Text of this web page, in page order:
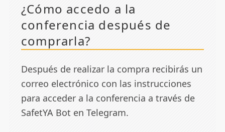
¿Cómo accedo a la
conferencia después de
comprarla?
Después de realizar la compra recibirás un
correo electrónico con las instrucciones
para acceder a la conferencia a través de
SafetYA Bot en Telegram.